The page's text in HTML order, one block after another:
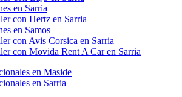
en Sarria
con Hertz en Sarria
en Samos
con Avis Corsica en Sarria
con Movida Rent A Car en Sarria
en Maside
en Sarria